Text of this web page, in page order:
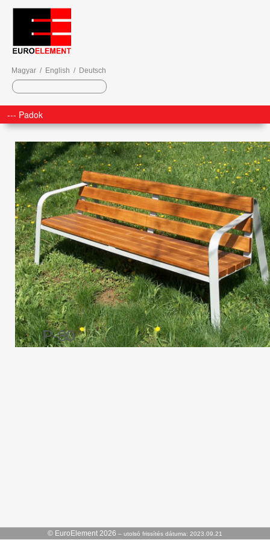
Magyar / English / Deutsch
P-80
© EuroElement 2026 – utolsó frissítés dátuma: 2023.09.21